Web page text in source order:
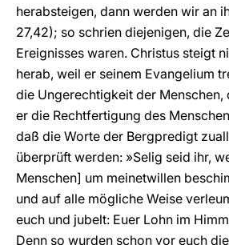
herabsteigen, dann werden wir an
27,42); so schrien diejenigen, die
Ereignisses waren. Christus steigt
herab, weil er seinem Evangelium
die Ungerechtigkeit der Menschen,
er die Rechtfertigung des
daß die Worte der Bergpredigt
überprüft werden: »Selig seid ihr,
Menschen] um meinetwillen
und auf alle mögliche Weise
euch und jubelt: Euer Lohn im
Denn so wurden schon vor euch